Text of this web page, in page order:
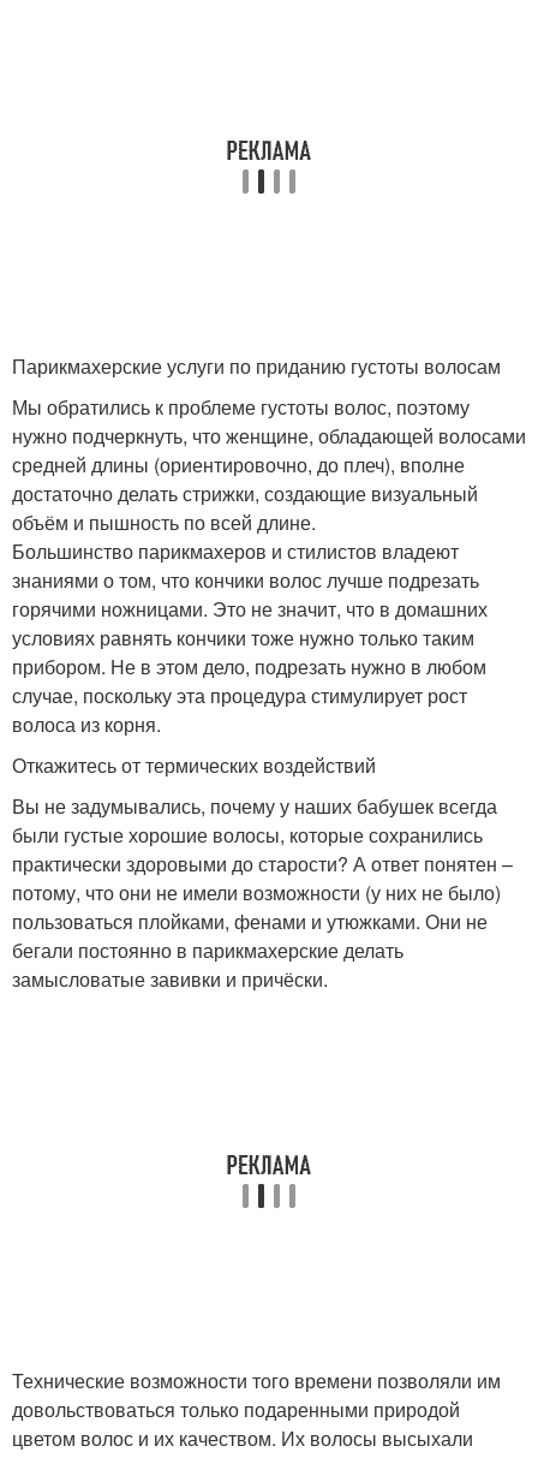
Парикмахерские услуги по приданию густоты волосам
Мы обратились к проблеме густоты волос, поэтому
нужно подчеркнуть, что женщине, обладающей волосами
средней длины (ориентировочно, до плеч), вполне
достаточно делать стрижки, создающие визуальный
объём и пышность по всей длине.
Большинство парикмахеров и стилистов владеют
знаниями о том, что кончики волос лучше подрезать
горячими ножницами. Это не значит, что в домашних
условиях равнять кончики тоже нужно только таким
прибором. Не в этом дело, подрезать нужно в любом
случае, поскольку эта процедура стимулирует рост
волоса из корня.
Откажитесь от термических воздействий
Вы не задумывались, почему у наших бабушек всегда
были густые хорошие волосы, которые сохранились
практически здоровыми до старости? А ответ понятен –
потому, что они не имели возможности (у них не было)
пользоваться плойками, фенами и утюжками. Они не
бегали постоянно в парикмахерские делать
замысловатые завивки и причёски.
Технические возможности того времени позволяли им
довольствоваться только подаренными природой
цветом волос и их качеством. Их волосы высыхали